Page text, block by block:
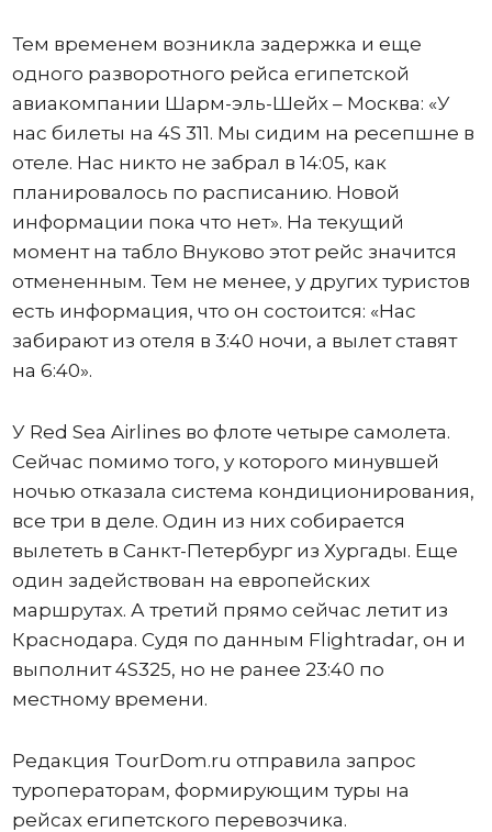
Тем временем возникла задержка и еще
одного разворотного рейса египетской
авиакомпании Шарм-эль-Шейх – Москва: «У
нас билеты на 4S 311. Мы сидим на ресепшне в
отеле. Нас никто не забрал в 14:05, как
планировалось по расписанию. Новой
информации пока что нет». На текущий
момент на табло Внуково этот рейс значится
отмененным. Тем не менее, у других туристов
есть информация, что он состоится: «Нас
забирают из отеля в 3:40 ночи, а вылет ставят
на 6:40».
У Red Sea Airlines во флоте четыре самолета.
Сейчас помимо того, у которого минувшей
ночью отказала система кондиционирования,
все три в деле. Один из них собирается
вылететь в Санкт-Петербург из Хургады. Еще
один задействован на европейских
маршрутах. А третий прямо сейчас летит из
Краснодара. Судя по данным Flightradar, он и
выполнит 4S325, но не ранее 23:40 по
местному времени.
Редакция TourDom.ru отправила запрос
туроператорам, формирующим туры на
рейсах египетского перевозчика.